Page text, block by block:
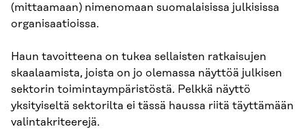
(mittaamaan) nimenomaan suomalaisissa julkisissa
organisaatioissa.
Haun tavoitteena on tukea sellaisten ratkaisujen
skaalaamista, joista on jo olemassa näyttöä julkisen
sektorin toimintaympäristöstä. Pelkkä näyttö
yksityiseltä sektorilta ei tässä haussa riitä täyttämään
valintakriteerejä.